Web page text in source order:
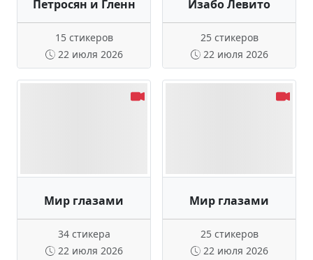
Петросян и Гленн
15 стикеров
22 июля 2026
Изабо Левито
25 стикеров
22 июля 2026
Мир глазами
34 стикера
22 июля 2026
Мир глазами
25 стикеров
22 июля 2026